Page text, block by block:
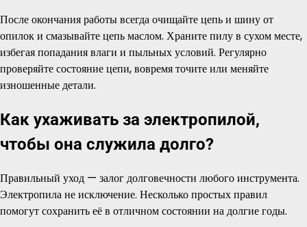
После окончания работы всегда очищайте цепь и шину от
опилок и смазывайте цепь маслом. Храните пилу в сухом месте,
избегая попадания влаги и пыльных условий. Регулярно
проверяйте состояние цепи, вовремя точите или меняйте
изношенные детали.
Как ухаживать за электропилой,
чтобы она служила долго?
Правильный уход — залог долговечности любого инструмента.
Электропила не исключение. Несколько простых правил
помогут сохранить её в отличном состоянии на долгие годы.